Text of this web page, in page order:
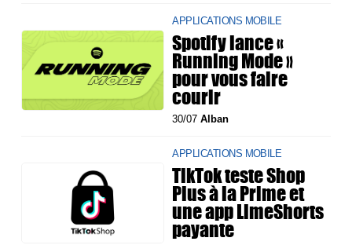
APPLICATIONS MOBILE
Spotify lance «
Running Mode »
pour vous faire
courir
30/07Alban
APPLICATIONS MOBILE
TikTok teste Shop
Plus à la Prime et
une app LimeShorts
payante